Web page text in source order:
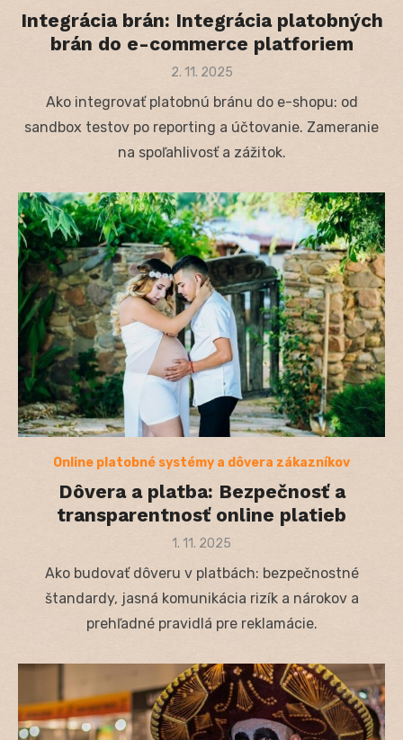
Integrácia brán: Integrácia platobných
brán do e-commerce platforiem
Posted
2. 11. 2025
Ako integrovať platobnú bránu do e-shopu: od
sandbox testov po reporting a účtovanie. Zameranie
na spoľahlivosť a zážitok.
Online platobné systémy a dôvera zákazníkov
Dôvera a platba: Bezpečnosť a
transparentnosť online platieb
Posted
1. 11. 2025
Ako budovať dôveru v platbách: bezpečnostné
štandardy, jasná komunikácia rizík a nárokov a
prehľadné pravidlá pre reklamácie.